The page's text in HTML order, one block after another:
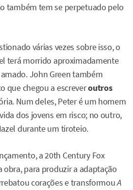
também tem se perpetuado pelo
várias vezes sobre isso, o
terá morrido aproximadamente
John Green também
que chegou a escreveroutros
Num deles, Peter é um homem
dos jovens em risco; no outro,
durante um tiroteio.
a 20th Century Fox
para produzir a adaptação
corações e transformouA